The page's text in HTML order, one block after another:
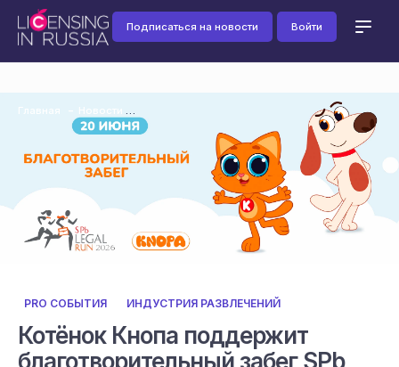
Подписаться на новости Войти
Главная Новости
PRO СОБЫТИЯ ИНДУСТРИЯ РАЗВЛЕЧЕНИЙ
Котёнок Кнопа поддержит
благотворительный забег SPb